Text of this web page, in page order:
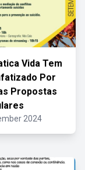
Vida Tem
Por
Propostas
2024